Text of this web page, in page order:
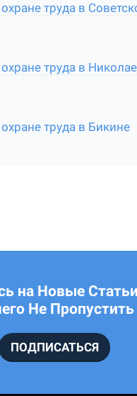
труда в
труда в
труда в Бикине
на Новые
Не Пропустить
ПОДПИСАТЬСЯ